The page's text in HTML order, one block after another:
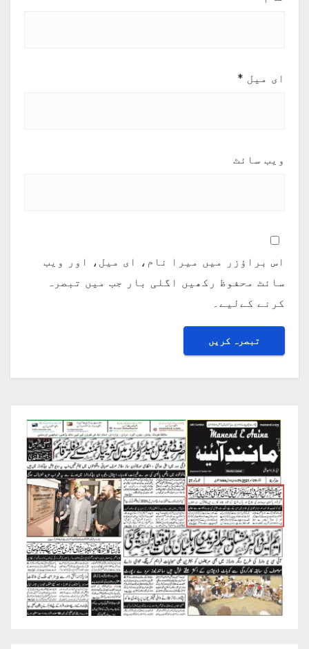
ای میل *
ویب‌ سائٹ
اس براؤزر میں میرا نام، ای میل، اور ویب
سائٹ محفوظ رکھیں اگلی بار جب میں تبصرہ
کرنے کےلیے۔